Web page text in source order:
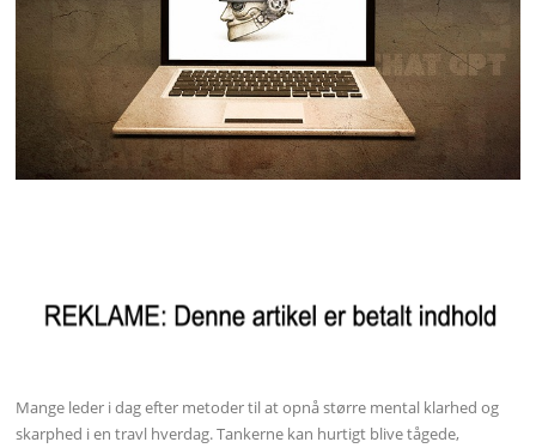
Mange leder i dag efter metoder til at opnå større mental klarhed og
skarphed i en travl hverdag. Tankerne kan hurtigt blive tågede,